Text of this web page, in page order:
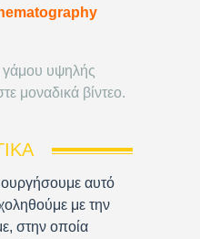
γάμου υψηλής
μοναδικά βίντεο.
αυτό
με την
στην οποία